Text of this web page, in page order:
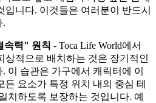
니다. 이것들은 여러분이 반드시
.
속력" 원칙 - Toca Life World에서
상적으로 배치하는 것은 장기적인
이 습관은 가구에서 캐릭터에 이
든 요소가 특정 위치 내의 중심 테
치하도록 보장하는 것입니다. 예